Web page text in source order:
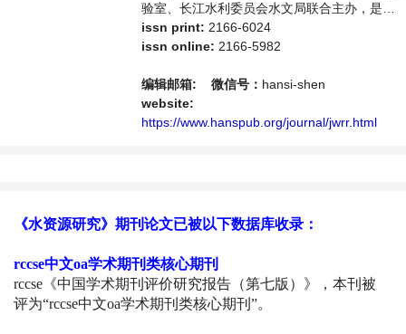
验室、长江水利委员会水文局联合主办，是开
放获取期刊，以传播和展示世界水文水资源研
究领域最新成果、推进中国水文水资源研究走
发利用，水环境保护的理论方法、技术经验和
应用成果以及水文水资源研究新的发展方向和
具有前瞻性的水战略性问题，为广大水文水资
issn print: 2166-6024
issn online: 2166-5982
编辑邮箱: 微信号： hansi-shen
website:
https://www.hanspub.org/journal/jwrr.html
《水资源研究》期刊论文已被以下数据库收录：
rccse中文oa学术期刊类核心期刊
rccse《中国学术期刊评价研究报告（第七版）》，本刊被
评为“rccse中文oa学术期刊类核心期刊”。